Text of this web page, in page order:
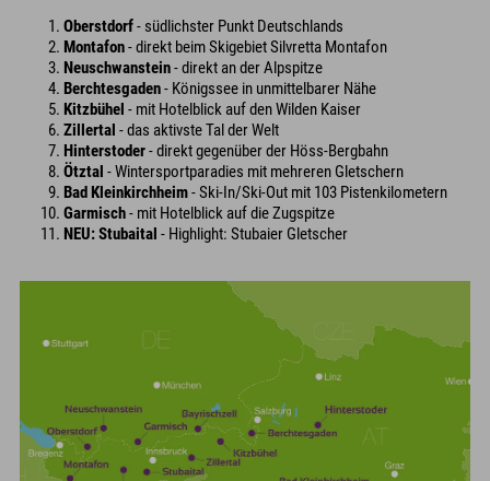
Oberstdorf- südlichster Punkt Deutschlands
Montafon- direkt beim Skigebiet Silvretta Montafon
Neuschwanstein- direkt an der Alpspitze
Berchtesgaden- Königssee in unmittelbarer Nähe
Kitzbühel - mit Hotelblick auf den Wilden Kaiser
Zillertal - das aktivste Tal der Welt
Hinterstoder- direkt gegenüber der Höss-Bergbahn
Ötztal - Wintersportparadies mit mehreren Gletschern
Bad Kleinkirchheim- Ski-In/Ski-Out mit 103 Pistenkilometern
Garmisch- mit Hotelblick auf die Zugspitze
NEU: Stubaital - Highlight: Stubaier Gletscher